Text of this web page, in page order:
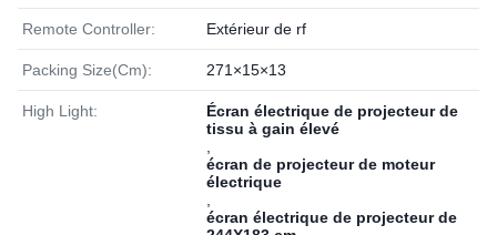
Remote Controller: Extérieur de rf
Packing Size(Cm): 271×15×13
High Light:
Écran électrique de projecteur de
tissu à gain élevé
écran de projecteur de moteur
électrique
écran électrique de projecteur de